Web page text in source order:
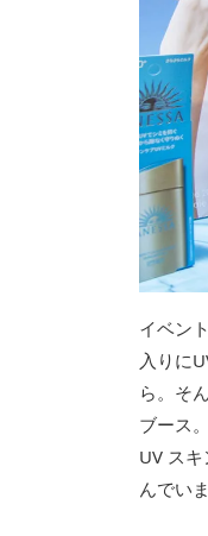
イベン
入りに
ら。そ
ブース
UV ス
んでい